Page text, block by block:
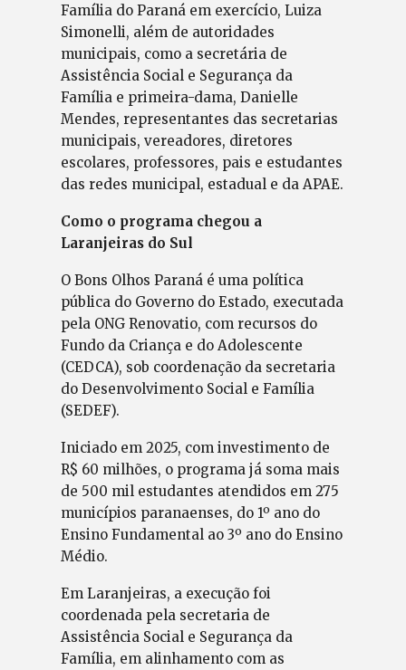
Família do Paraná em exercício, Luiza
Simonelli, além de autoridades
municipais, como a secretária de
Assistência Social e Segurança da
Família e primeira-dama, Danielle
Mendes, representantes das secretarias
municipais, vereadores, diretores
escolares, professores, pais e estudantes
das redes municipal, estadual e da APAE.
Como o programa chegou a
Laranjeiras do Sul
O Bons Olhos Paraná é uma política
pública do Governo do Estado, executada
pela ONG Renovatio, com recursos do
Fundo da Criança e do Adolescente
(CEDCA), sob coordenação da secretaria
do Desenvolvimento Social e Família
(SEDEF).
Iniciado em 2025, com investimento de
R$ 60 milhões, o programa já soma mais
de 500 mil estudantes atendidos em 275
municípios paranaenses, do 1º ano do
Ensino Fundamental ao 3º ano do Ensino
Médio.
Em Laranjeiras, a execução foi
coordenada pela secretaria de
Assistência Social e Segurança da
Família, em alinhamento com as